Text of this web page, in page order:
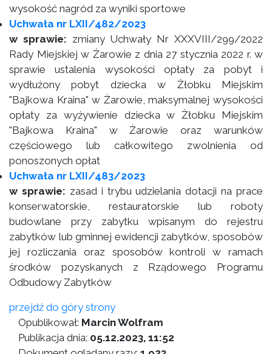
wysokość nagród za wyniki sportowe
Uchwała nr LXII/482/2023
w sprawie: zmiany Uchwały Nr XXXVIII/299/2022
Rady Miejskiej w Żarowie z dnia 27 stycznia 2022 r. w
sprawie ustalenia wysokości opłaty za pobyt i
wydłużony pobyt dziecka w Żłobku Miejskim
"Bajkowa Kraina" w Żarowie, maksymalnej wysokości
opłaty za wyżywienie dziecka w Żłobku Miejskim
"Bajkowa Kraina" w Żarowie oraz warunków
częściowego lub całkowitego zwolnienia od
ponoszonych opłat
Uchwała nr LXII/483/2023
w sprawie: zasad i trybu udzielania dotacji na prace
konserwatorskie, restauratorskie lub roboty
budowlane przy zabytku wpisanym do rejestru
zabytków lub gminnej ewidencji zabytków, sposobów
jej rozliczania oraz sposobów kontroli w ramach
środków pozyskanych z Rządowego Programu
Odbudowy Zabytków
przejdź do góry strony
Opublikował: Marcin Wolfram
Publikacja dnia: 05.12.2023, 11:52